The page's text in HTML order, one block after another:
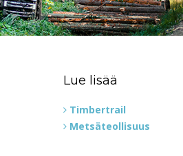
Lue lisää
Timbertrail
Metsäteollisuus